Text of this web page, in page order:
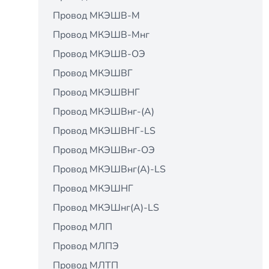
Провод МКЭШВ-М
Провод МКЭШВ-Мнг
Провод МКЭШВ-ОЭ
Провод МКЭШВГ
Провод МКЭШВНГ
Провод МКЭШВнг-(А)
Провод МКЭШВНГ-LS
Провод МКЭШВнг-ОЭ
Провод МКЭШВнг(А)-LS
Провод МКЭШНГ
Провод МКЭШнг(А)-LS
Провод МЛП
Провод МЛПЭ
Провод МЛТП